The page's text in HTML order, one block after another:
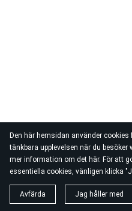
Den här hemsidan använder
tänkbara upplevelsen när du besöker
mer information om det här. För att
essentiella cookies, vänligen klicka
Avfärda Jag håller med